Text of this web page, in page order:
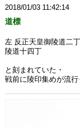
2018/01/03 11:42:14
道標
左 反正天皇御陵道二
陵道十四丁
と刻まれていた・
戦前に陵印集めが流行